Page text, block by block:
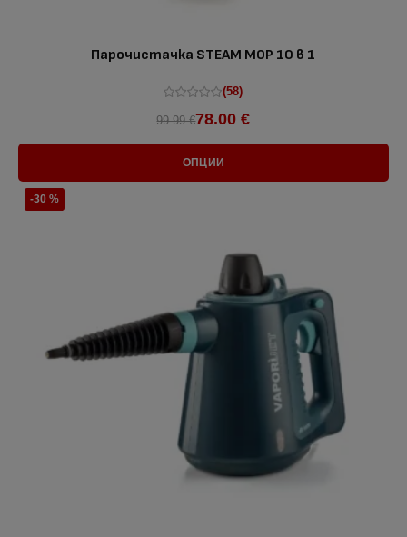
Парочистачка STEAM MOP 10 в 1
(58)
99.99 €78.00 €
ОПЦИИ
-30 %